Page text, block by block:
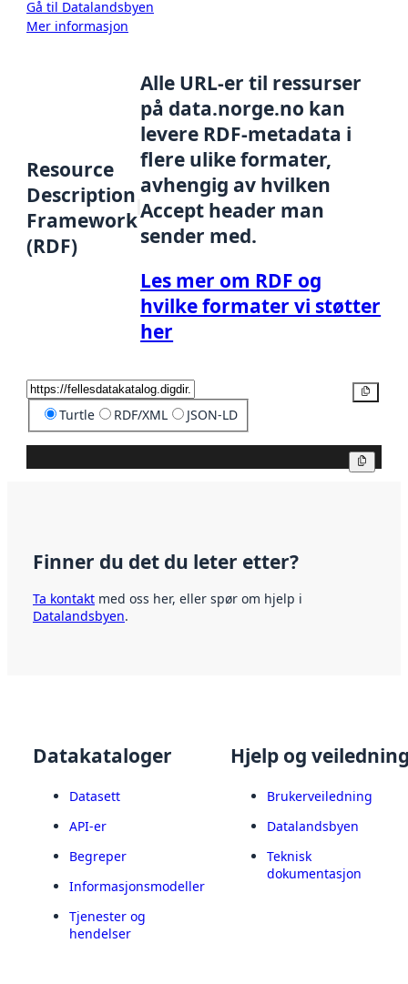
Gå til Datalandsbyen
Mer informasjon
Resource
Description
Framework
(RDF)
Alle URL-er til ressurser
på data.norge.no kan
levere RDF-metadata i
flere ulike formater,
avhengig av hvilken
Accept header man
sender med.
Les mer om RDF og
hvilke formater vi støtter
her
Turtle RDF/XML JSON-LD
Finner du det du leter etter?
Ta kontakt med oss her, eller spør om hjelp i
Datalandsbyen.
Datakataloger
Datasett
API-er
Begreper
Informasjonsmodeller
Tjenester og
hendelser
Hjelp og
Brukerveiledning
Datalandsbyen
Teknisk
dokumentasjon